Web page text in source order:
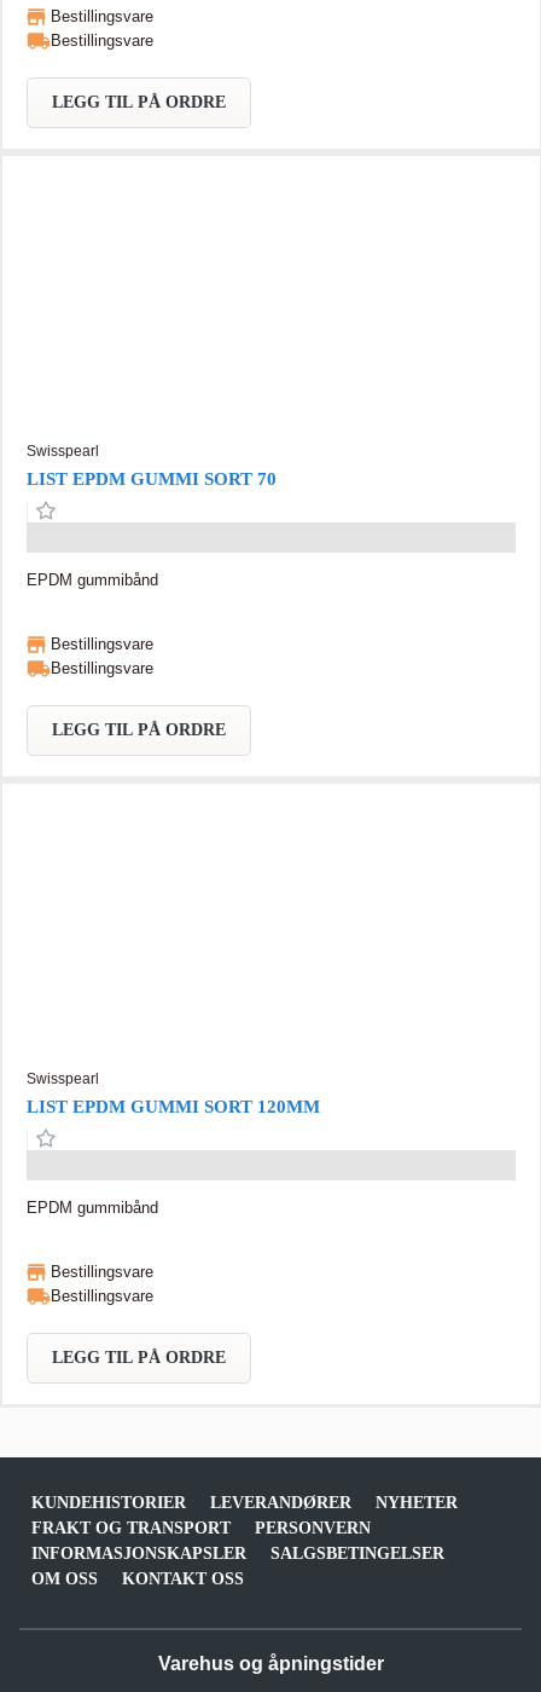
Bestillingsvare
Bestillingsvare
LEGG TIL PÅ ORDRE
Swisspearl
LIST EPDM GUMMI SORT 70
EPDM gummibånd
Bestillingsvare
Bestillingsvare
LEGG TIL PÅ ORDRE
Swisspearl
LIST EPDM GUMMI SORT 120MM
EPDM gummibånd
Bestillingsvare
Bestillingsvare
LEGG TIL PÅ ORDRE
KUNDEHISTORIER LEVERANDØRER
NYHETER
FRAKT OG TRANSPORT
PERSONVERN
INFORMASJONSKAPSLER
SALGSBETINGELSER
OM OSS
KONTAKT OSS
Varehus og åpningstider